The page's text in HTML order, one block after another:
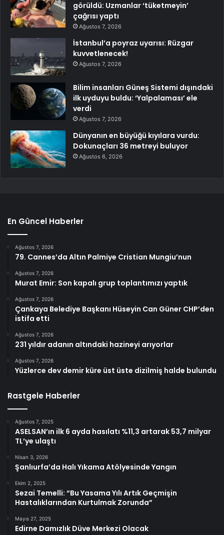
görüldü: Uzmanlar ‘tüketmeyin’
çağrısı yaptı
Ağustos 7, 2026
İstanbul’a poyraz uyarısı: Rüzgar
kuvvetlenecek!
Ağustos 7, 2026
Bilim insanları Güneş Sistemi dışındaki
ilk uyduyu buldu: ‘Yalpalaması’ ele
verdi
Ağustos 7, 2026
Dünyanın en büyüğü kıyılara vurdu:
Dokunaçları 36 metreyi buluyor
Ağustos 6, 2026
En Güncel Haberler
Ağustos 7, 2026
79. Cannes’da Altın Palmiye Cristian Mungiu’nun
Ağustos 7, 2026
Murat Emir: Son kapalı grup toplantımızı yaptık
Ağustos 7, 2026
Çankaya Belediye Başkanı Hüseyin Can Güner CHP’den
istifa etti
Ağustos 7, 2026
231 yıldır adanın altındaki hazineyi arıyorlar
Ağustos 7, 2026
Yüzlerce dev demir küre üst üste dizilmiş halde bulundu
Rastgele Haberler
Ağustos 7, 2025
ASELSAN’ın ilk 6 ayda hasılatı %11,3 artarak 53,7 milyar
TL’ye ulaştı
Nisan 3, 2026
Şanlıurfa’da Halı Yıkama Atölyesinde Yangın
Ekim 2, 2025
Sezai Temelli: “Bu Yasama Yılı Artık Geçmişin
Hastalıklarından Kurtulmak Zorunda”
Mayıs 27, 2025
Edirne Damızlık Düve Merkezi Olacak